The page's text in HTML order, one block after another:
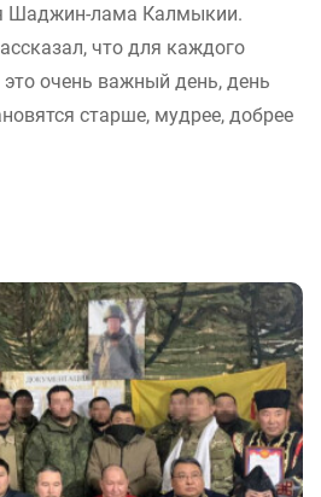
Шаджин-лама Калмыкии.
что для каждого
очень важный день, день
старше, мудрее, добрее